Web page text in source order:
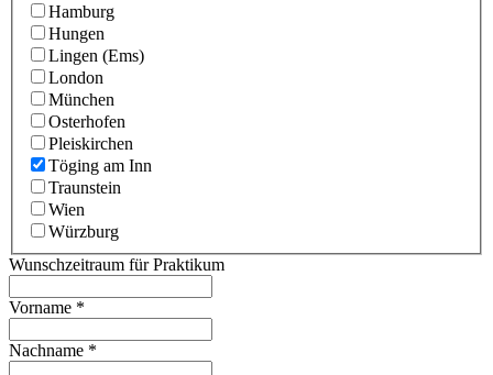
Hamburg
Hungen
Lingen (Ems)
London
München
Osterhofen
Pleiskirchen
Töging am Inn
Traunstein
Wien
Würzburg
Wunschzeitraum für Praktikum
Vorname *
Nachname *